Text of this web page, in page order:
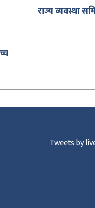
राज्य व्यवस्था
Tweets by